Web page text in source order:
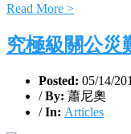
Read More >
究極級關公災
Posted: 05/14/
/ By: 蕭尼奧
/ In: Articles